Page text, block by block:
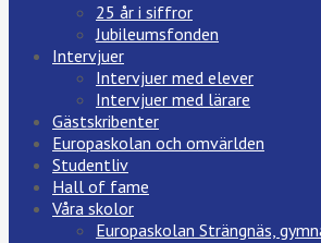
25 år i siffror
Jubileumsfonden
Intervjuer
Intervjuer med elever
Intervjuer med lärare
Gästskribenter
Europaskolan och omvärlden
Studentliv
Hall of fame
Våra skolor
Europaskolan Strängnäs,